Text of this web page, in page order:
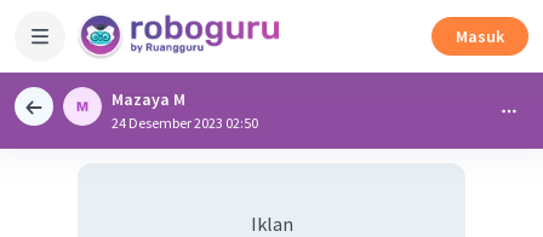
Masuk
Mazaya M
24 Desember 2023 02:50
Iklan